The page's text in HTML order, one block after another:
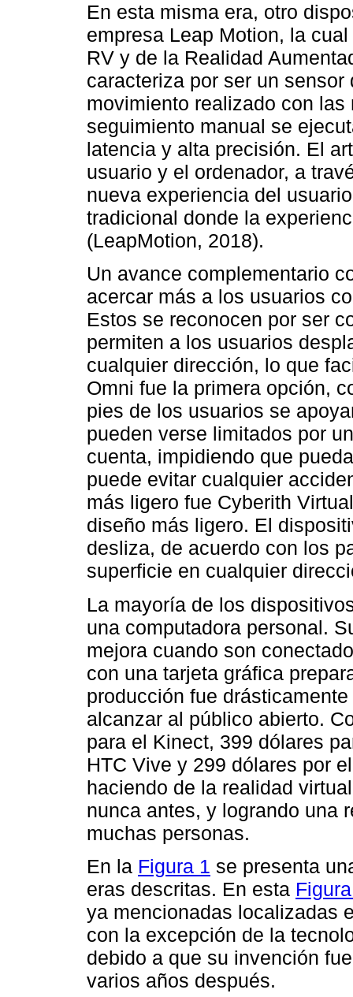
En esta misma era, otro
empresa Leap Motion, la
RV y de la Realidad
caracteriza por ser un
movimiento realizado con
seguimiento manual se
latencia y alta precisión. El
usuario y el ordenador, a
nueva experiencia del
tradicional donde la
(LeapMotion, 2018).
Un avance complementario
acercar más a los usuarios
Estos se reconocen por ser
permiten a los usuarios
cualquier dirección, lo que
Omni fue la primera opción,
pies de los usuarios se
pueden verse limitados por
cuenta, impidiendo que
puede evitar cualquier
más ligero fue Cyberith
diseño más ligero. El
desliza, de acuerdo con los
superficie en cualquier
La mayoría de los
una computadora personal.
mejora cuando son
con una tarjeta gráfica
producción fue
alcanzar al público abierto.
para el Kinect, 399 dólares
HTC Vive y 299 dólares por
haciendo de la realidad
nunca antes, y logrando una
muchas personas.
En la Figura 1 se presenta
eras descritas. En esta
ya mencionadas localizadas
con la excepción de la
debido a que su invención
varios años después.